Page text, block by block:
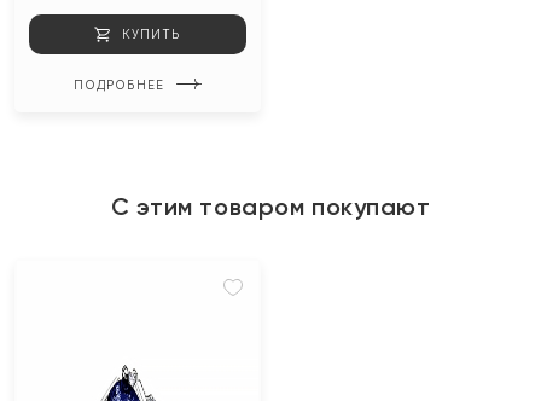
КУПИТЬ
ПОДРОБНЕЕ
С этим товаром покупают